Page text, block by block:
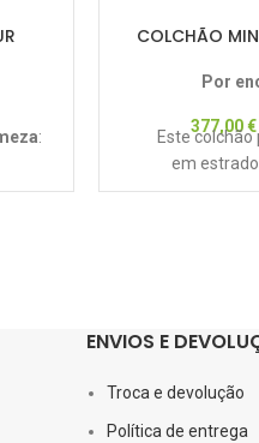
:
COLCHÃO
Por
377,00€
Este colchão
em
ENVIOS E
Troca e devolução
Política de entrega